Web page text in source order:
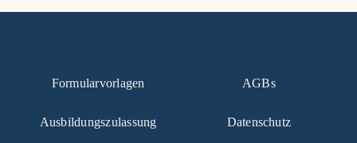
Formularvorlagen
Ausbildungszulassung
AGBs
Datenschutz